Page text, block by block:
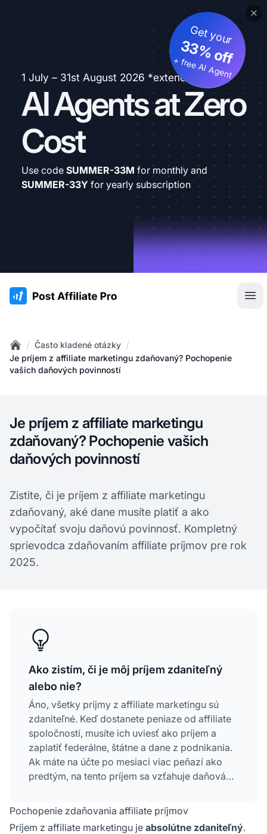
1 July – 31st August 2026 *extended
AI Agents at Zero
Cost
Get your
33% off
+ free AI Agent
Use code SUMMER-33M for monthly and
SUMMER-33Y for yearly subscription
:site.title
Home
/ Často kladené otázky /
Je príjem z affiliate marketingu zdaňovaný? Pochopenie
vašich daňových povinností
Je príjem z affiliate marketingu
zdaňovaný? Pochopenie vašich
daňových povinností
Zistite, či je príjem z affiliate marketingu
zdaňovaný, aké dane musíte platiť a ako
vypočítať svoju daňovú povinnosť. Kompletný
sprievodca zdaňovaním affiliate príjmov pre rok
2025.
Ako zistím, či je môj príjem zdaniteľný
alebo nie?
Áno, všetky príjmy z affiliate marketingu sú
zdaniteľné. Keď dostanete peniaze od affiliate
spoločností, musíte ich uviesť ako príjem a
zaplatiť federálne, štátne a dane z podnikania.
Ak máte na účte po mesiaci viac peňazí ako
predtým, na tento príjem sa vzťahuje daňová
Pochopenie zdaňovania affiliate príjmov
Príjem z affiliate marketingu je absolútne zdaniteľný.